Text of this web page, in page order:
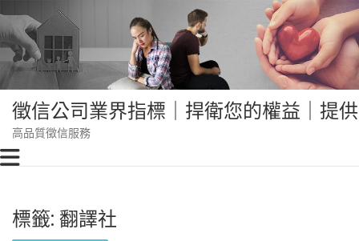
to
content
徵信公司業界指標｜捍衛您的權益｜提
高品質徵信服務
標籤: 翻譯社